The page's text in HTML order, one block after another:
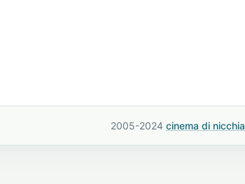
2005-2024 cinema di nicchia